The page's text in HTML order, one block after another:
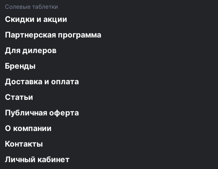
Солевые таблетки
Скидки и акции
Партнерская программа
Для дилеров
Бренды
Доставка и оплата
Статьи
Публичная оферта
О компании
Контакты
Личный кабинет